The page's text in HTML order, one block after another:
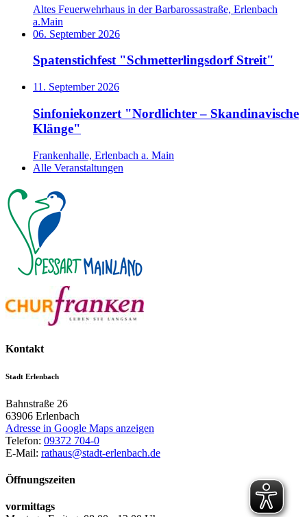
Altes Feuerwehrhaus in der Barbarossastraße, Erlenbach
a.Main
06. September 2026
Spatenstichfest "Schmetterlingsdorf Streit"
11. September 2026
Sinfoniekonzert "Nordlichter – Skandinavische
Klänge"
Frankenhalle, Erlenbach a. Main
Alle Veranstaltungen
Kontakt
Stadt Erlenbach
Bahnstraße 26
63906 Erlenbach
Adresse in Google Maps anzeigen
Telefon: 09372 704-0
E-Mail: rathaus@stadt-erlenbach.de
Öffnungszeiten
vormittags